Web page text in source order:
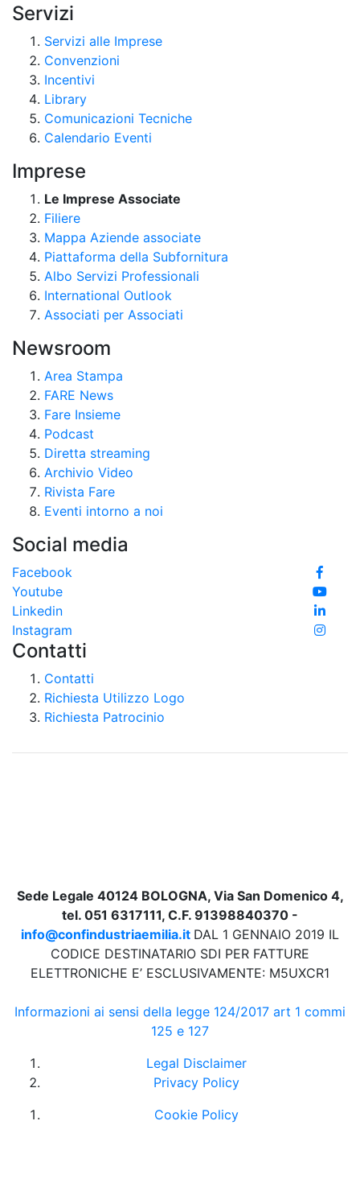
Servizi
Servizi alle Imprese
Convenzioni
Incentivi
Library
Comunicazioni Tecniche
Calendario Eventi
Imprese
Le Imprese Associate
Filiere
Mappa Aziende associate
Piattaforma della Subfornitura
Albo Servizi Professionali
International Outlook
Associati per Associati
Newsroom
Area Stampa
FARE News
Fare Insieme
Podcast
Diretta streaming
Archivio Video
Rivista Fare
Eventi intorno a noi
Social media
Facebook
Youtube
Linkedin
Instagram
Contatti
Contatti
Richiesta Utilizzo Logo
Richiesta Patrocinio
Sede Legale 40124 BOLOGNA, Via San Domenico 4,
tel. 051 6317111, C.F. 91398840370 -
info@confindustriaemilia.it DAL 1 GENNAIO 2019 IL
CODICE DESTINATARIO SDI PER FATTURE
ELETTRONICHE E’ ESCLUSIVAMENTE: M5UXCR1
Informazioni ai sensi della legge 124/2017 art 1 commi
125 e 127
Legal Disclaimer
Privacy Policy
Cookie Policy